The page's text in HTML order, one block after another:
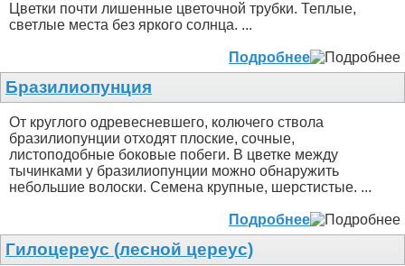
Цветки почти лишенные цветочной трубки. Теплые,
светлые места без яркого солнца. ...
Подробнее
Бразилиопунция
От круглого одревесневшего, колючего ствола
бразилиопунции отходят плоские, сочные,
листоподобные боковые побеги. В цветке между
тычинками у бразилиопунции можно обнаружить
небольшие волоски. Семена крупные, шерстистые. ...
Подробнее
Гилоцереус (лесной цереус)